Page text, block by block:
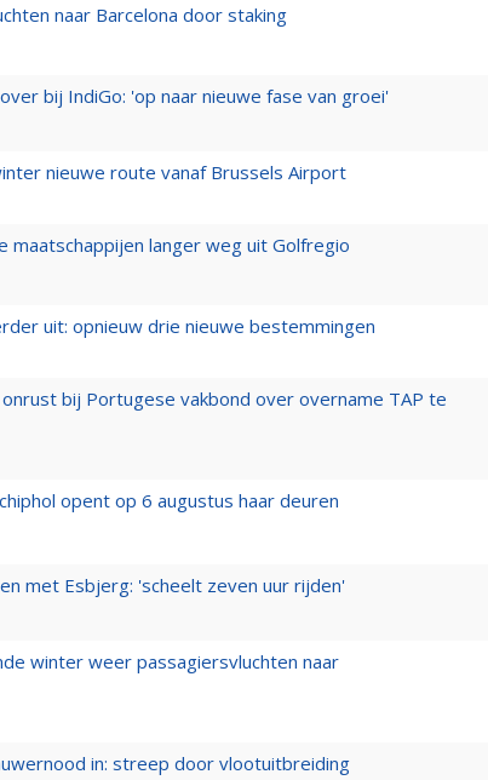
naar Barcelona door staking
bij IndiGo: 'op naar nieuwe fase van groei'
nieuwe route vanaf Brussels Airport
maatschappijen langer weg uit Golfregio
uit: opnieuw drie nieuwe bestemmingen
bij Portugese vakbond over overname TAP te
opent op 6 augustus haar deuren
met Esbjerg: 'scheelt zeven uur rijden'
winter weer passagiersvluchten naar
in: streep door vlootuitbreiding